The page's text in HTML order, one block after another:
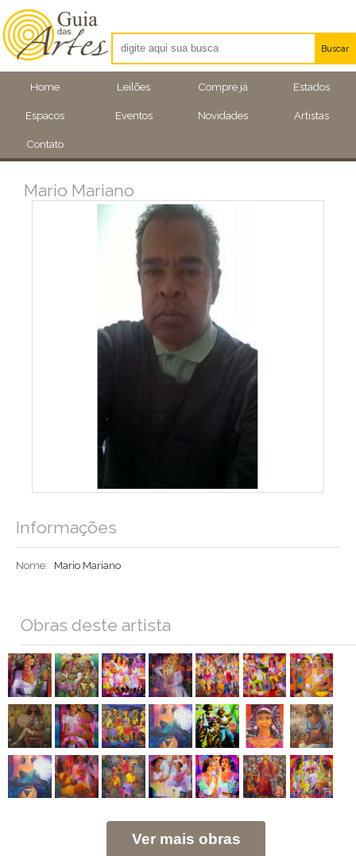
Home Leilões Compre já Estados
Espacos Eventos Novidades Artistas
Contato
Buscar
Artistas
Eventos
Mario Mariano
Informações
Nome: Mario Mariano
Obras deste artista
Ver mais obras